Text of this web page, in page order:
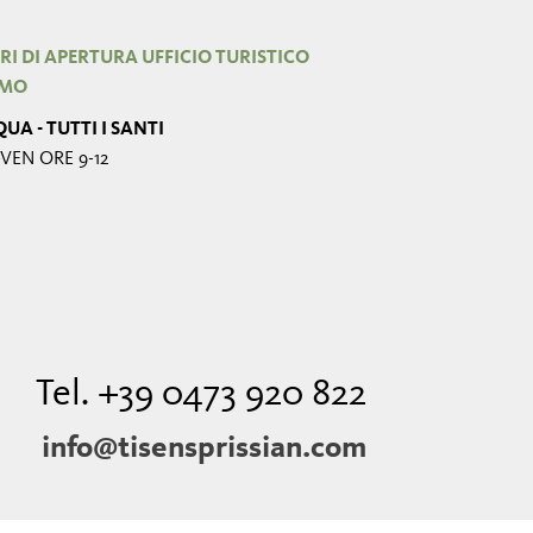
DI APERTURA UFFICIO TURISTICO
- TUTTI I SANTI
ORE 9-12
Tel. +39 0473 920 822
info@tisensprissian.com